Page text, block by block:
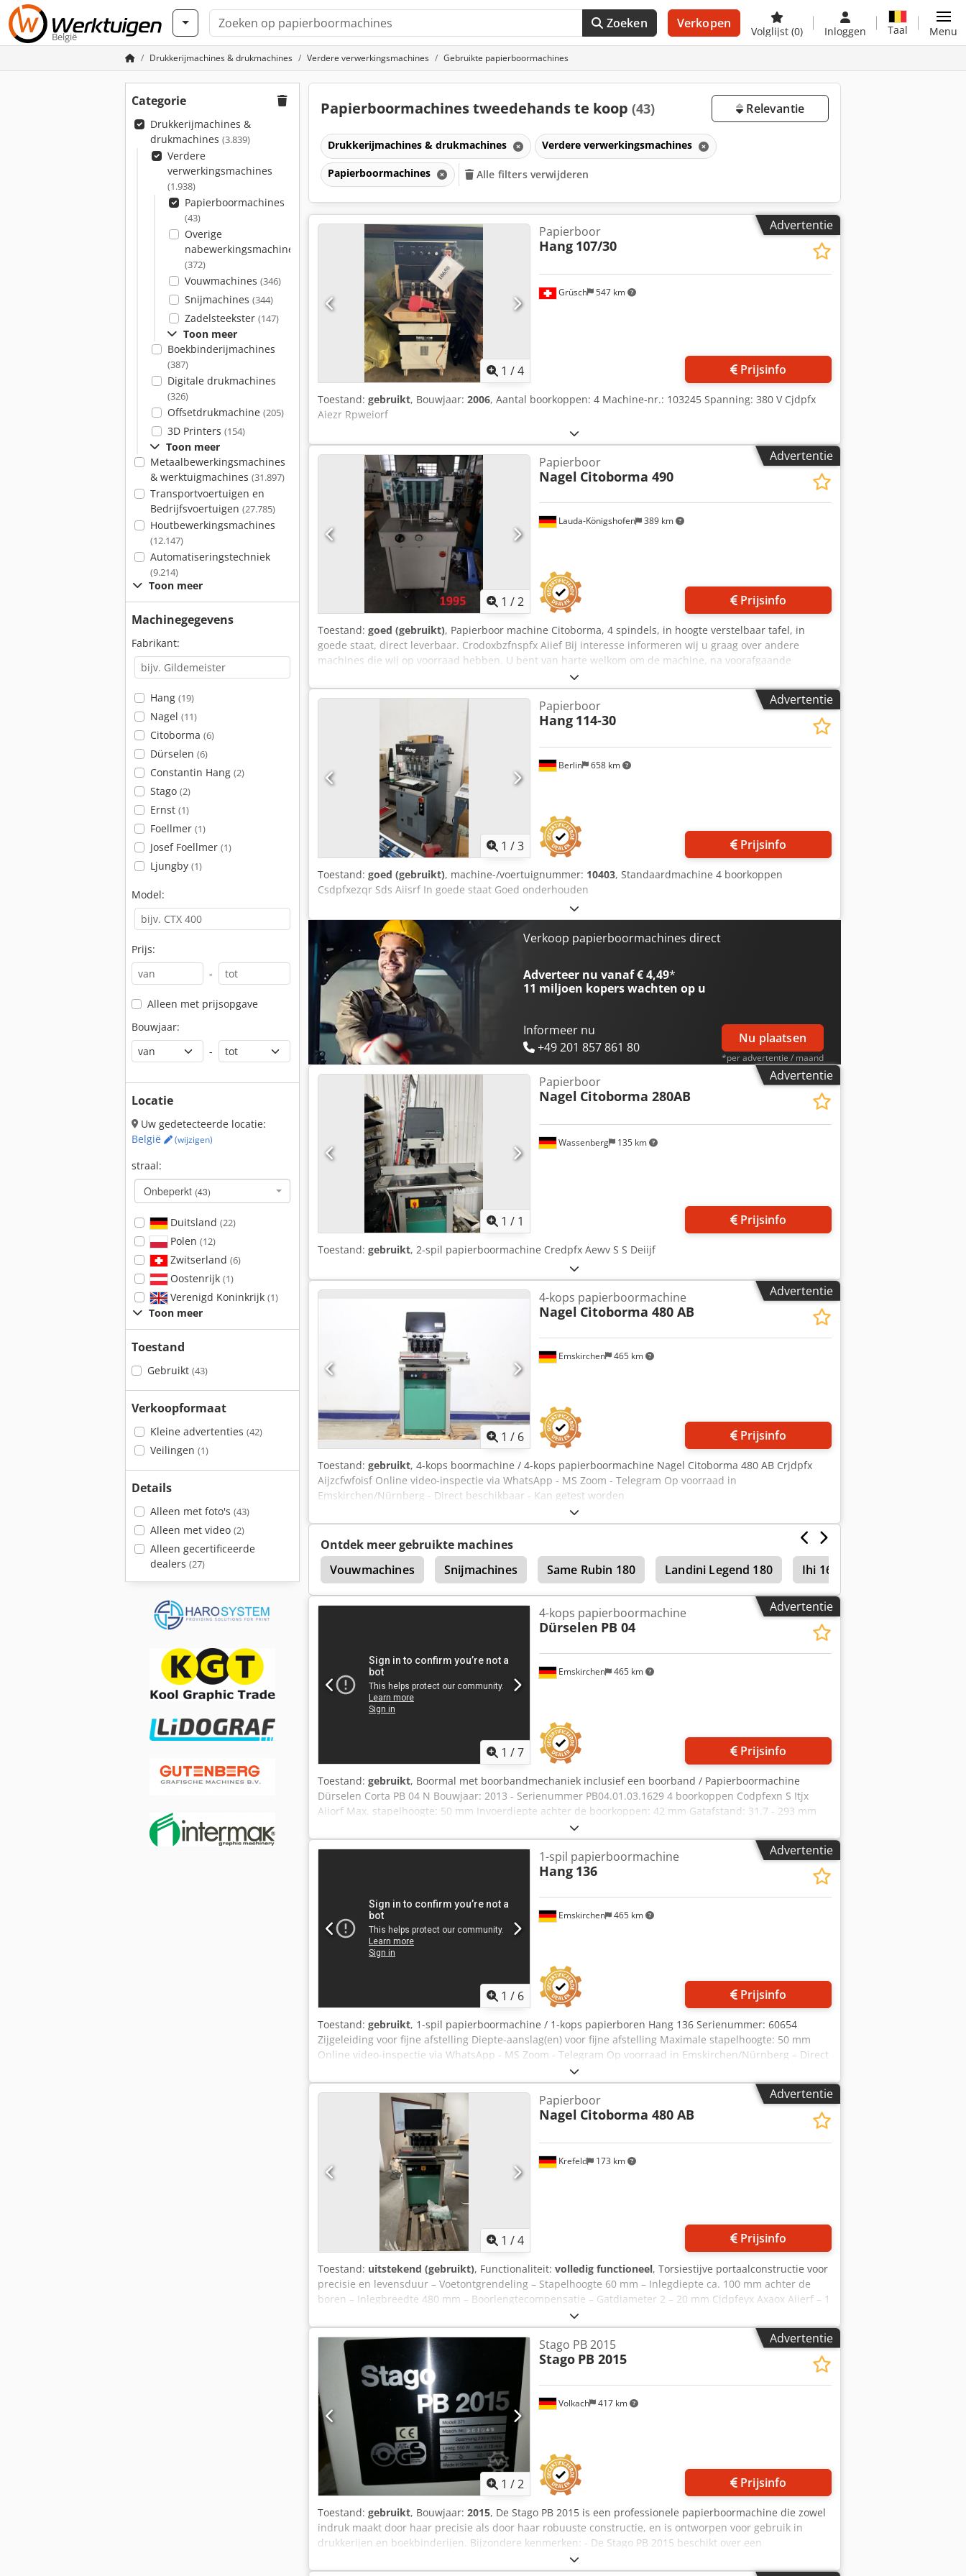
België
Zoeken Verkopen
Volglijst (0) Inloggen Taal Menu
Drukkerijmachines & drukmachines Verdere verwerkingsmachines Gebruikte papierboormachines
Categorie
Drukkerijmachines &
drukmachines (3.839)
Verdere
verwerkingsmachines
(1.938)
Papierboormachines
(43)
Overige
nabewerkingsmachines
(372)
Vouwmachines (346)
Snijmachines (344)
Zadelsteekster (147)
Toon meer
Boekbinderijmachines
(387)
Digitale drukmachines
(326)
Offsetdrukmachine (205)
3D Printers (154)
Toon meer
Metaalbewerkingsmachines
& werktuigmachines (31.897)
Transportvoertuigen en
Bedrijfsvoertuigen (27.785)
Houtbewerkingsmachines
(12.147)
Automatiseringstechniek
(9.214)
Toon meer
Machinegegevens
Fabrikant:
Hang (19)
Nagel (11)
Citoborma (6)
Dürselen (6)
Constantin Hang (2)
Stago (2)
Ernst (1)
Foellmer (1)
Josef Foellmer (1)
Ljungby (1)
Model:
Prijs:
-
Alleen met prijsopgave
Bouwjaar:
-
Locatie
Uw gedetecteerde locatie:
België
(wijzigen)
straal:
Onbeperkt (43)
Duitsland (22)
Polen (12)
Zwitserland (6)
Oostenrijk (1)
Verenigd Koninkrijk (1)
Toon meer
Toestand
Gebruikt (43)
Verkoopformaat
Kleine advertenties (42)
Veilingen (1)
Details
Alleen met foto's (43)
Alleen met video (2)
Alleen gecertificeerde
dealers (27)
Papierboormachines tweedehands te koop (43) Relevantie
Drukkerijmachines & drukmachines Verdere verwerkingsmachines
Papierboormachines Alle filters verwijderen
Advertentie
1 /4
Grüsch 547 km
Papierboor
Hang 107/30
Prijsinfo
Toestand: gebruikt, Bouwjaar: 2006, Aantal boorkoppen: 4 Machine-nr.: 103245 Spanning: 380 V Cjdpfx
Aiezr Rpweiorf
Advertentie
1 /2
Lauda-Königshofen 389 km
Papierboor
Nagel Citoborma 490
Prijsinfo
Toestand: goed (gebruikt), Papierboor machine Citoborma, 4 spindels, in hoogte verstelbaar tafel, in
goede staat, direct leverbaar. Crodoxbzfnspfx Aiief Bij interesse informeren wij u graag over andere
machines die wij op voorraad hebben. U bent van harte welkom om de machine, na voorafgaande
Advertentie
1 /3
Berlin 658 km
Papierboor
Hang 114-30
Prijsinfo
Toestand: goed (gebruikt), machine-/voertuignummer: 10403, Standaardmachine 4 boorkoppen
Csdpfxezqr Sds Aiisrf In goede staat Goed onderhouden
Verkoop papierboormachines direct
Adverteer nu vanaf € 4,49*
11 miljoen koperswachten op u
Informeer nu
+49 201 857 861 80
Nu plaatsen
*per advertentie / maand
Advertentie
1 / 1
Wassenberg 135 km
Papierboor
Nagel Citoborma 280AB
Prijsinfo
Toestand: gebruikt, 2-spil papierboormachine Credpfx Aewv S S Deiijf
Advertentie
1 / 6
Emskirchen 465 km
4-kops papierboormachine
Nagel Citoborma 480 AB
Prijsinfo
Toestand: gebruikt, 4-kops boormachine / 4-kops papierboormachine Nagel Citoborma 480 AB Crjdpfx
Aijzcfwfoisf Online video-inspectie via WhatsApp - MS Zoom - Telegram Op voorraad in
Emskirchen/Nürnberg - Direct beschikbaar - Kan getest worden
Ontdek meer gebruikte machines
Vouwmachines
Snijmachines Same Rubin 180 Landini Legend 180 Ihi 16 Nxt
Advertentie
1 /7
Emskirchen 465 km
4-kops papierboormachine
Dürselen PB 04
Prijsinfo
Toestand: gebruikt, Boormal met boorbandmechaniek inclusief een boorband / Papierboormachine
Dürselen Corta PB 04 N Bouwjaar: 2013 - Serienummer PB04.01.03.1629 4 boorkoppen Codpfexn S Itjx
Aiiorf Max. stapelhoogte: 50 mm Invoerdiepte achter de boorkoppen: 42 mm Gatafstand: 31,7 - 293 mm
Online video-inspectie via WhatsApp, MS Zoom of Telegram. Op voorraad in Emskirchen/Nürnberg –
Direct beschikbaar – Proefdraaien mogelijk.
Advertentie
1 / 6
Emskirchen 465 km
1-spil papierboormachine
Hang 136
Prijsinfo
Toestand: gebruikt, 1-spil papierboormachine / 1-kops papierboren Hang 136 Serienummer: 60654
Zijgeleiding voor fijne afstelling Diepte-aanslag(en) voor fijne afstelling Maximale stapelhoogte: 50 mm
Online video-inspectie via WhatsApp - MS Zoom - Telegram Op voorraad in Emskirchen/Nürnberg – Direct
beschikbaar – Kan getest worden Crodpfxjxu T Als Aiisf
Advertentie
1 /4
Krefeld 173 km
Papierboor
Nagel Citoborma 480 AB
Prijsinfo
Toestand: uitstekend (gebruikt), Functionaliteit: volledig functioneel, Torsiestijve portaalconstructie voor
precisie en levensduur – Voetontgrendeling – Stapelhoogte 60 mm – Inlegdiepte ca. 100 mm achter de
boren – Inlegbreedte 480 mm – Boorlengtecompensatie – Gatdiameter 2 – 20 mm Cjdpfeyx Axaox Aiierf – 1
Advertentie
1 /2
Volkach 417 km
Stago PB 2015
Stago PB 2015
Prijsinfo
Toestand: gebruikt, Bouwjaar: 2015, De Stago PB 2015 is een professionele papierboormachine die zowel
indruk maakt door haar precisie als door haar robuuste constructie, en is ontworpen voor gebruik in
drukkerijen en boekbinderijen. Bijzondere kenmerken: - De Stago PB 2015 beschikt over een
gebruiksvriendelijk bedieningspaneel en maakt een snelle omstelling mogelijk voor verschillende
papierformaten. - De machine kenmerkt zich door een hoge boorprestatie voor grote stapelhoogtes en